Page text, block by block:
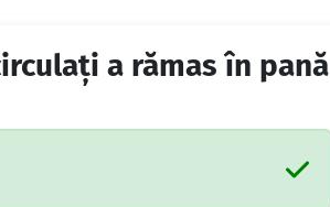
a rămas în pană